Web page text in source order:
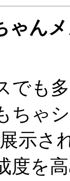
ゃん
も
ちゃ
示さ
度を